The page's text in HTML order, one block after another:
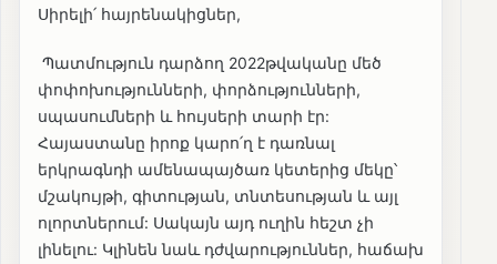
Սիրելի՛ հայրենակիցներ,
Պատմություն դարձող 2022թվականը մեծ
փոփոխությունների, փորձությունների,
սպասումների և հույսերի տարի էր:
Հայաստանը իրոք կարո՛ղ է դառնալ
երկրագնդի ամենապայծառ կետերից մեկը՝
մշակույթի, գիտության, տնտեսության և այլ
ոլորտներում: Սակայն այդ ուղին հեշտ չի
լինելու: Կլինեն նաև դժվարություններ, հաճախ